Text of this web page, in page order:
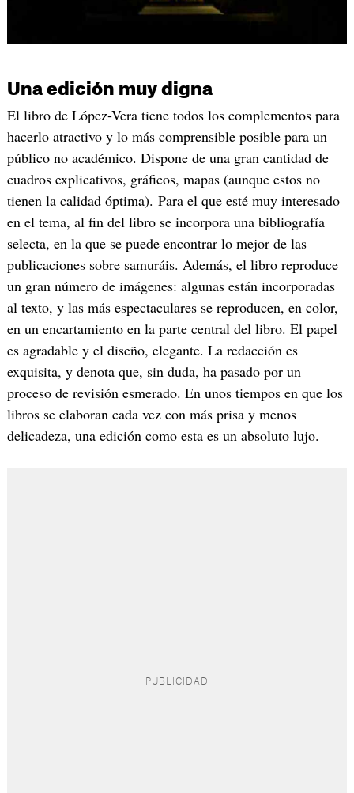
Una edición muy digna
El libro de López-Vera tiene todos los complementos para
hacerlo atractivo y lo más comprensible posible para un
público no académico. Dispone de una gran cantidad de
cuadros explicativos, gráficos, mapas (aunque estos no
tienen la calidad óptima). Para el que esté muy interesado
en el tema, al fin del libro se incorpora una bibliografía
selecta, en la que se puede encontrar lo mejor de las
publicaciones sobre samuráis. Además, el libro reproduce
un gran número de imágenes: algunas están incorporadas
al texto, y las más espectaculares se reproducen, en color,
en un encartamiento en la parte central del libro. El papel
es agradable y el diseño, elegante. La redacción es
exquisita, y denota que, sin duda, ha pasado por un
proceso de revisión esmerado. En unos tiempos en que los
libros se elaboran cada vez con más prisa y menos
delicadeza, una edición como esta es un absoluto lujo.